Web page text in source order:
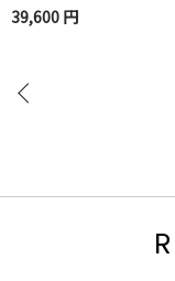
39,600 円